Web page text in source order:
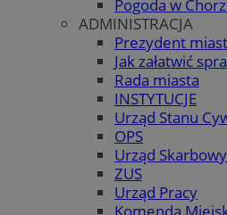
Pogoda w
ADMINISTRACJA
Prezydent
Jak załatwić
Rada miasta
INSTYTUCJE
Urząd Stanu
OPS
Urząd Skarbowy
ZUS
Urząd Pracy